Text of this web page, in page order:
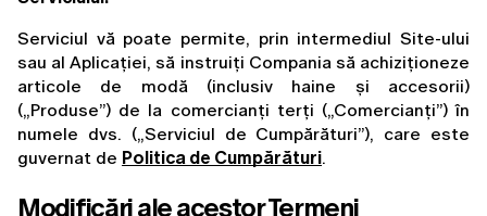
Serviciul vă poate permite, prin intermediul Site-ului
sau al Aplicației, să instruiți Compania să achiziționeze
articole de modă (inclusiv haine și accesorii)
(„Produse”) de la comercianți terți („Comercianți”) în
numele dvs. („Serviciul de Cumpărături”), care este
guvernat de Politica de Cumpărături.
Modificări ale acestor Termeni